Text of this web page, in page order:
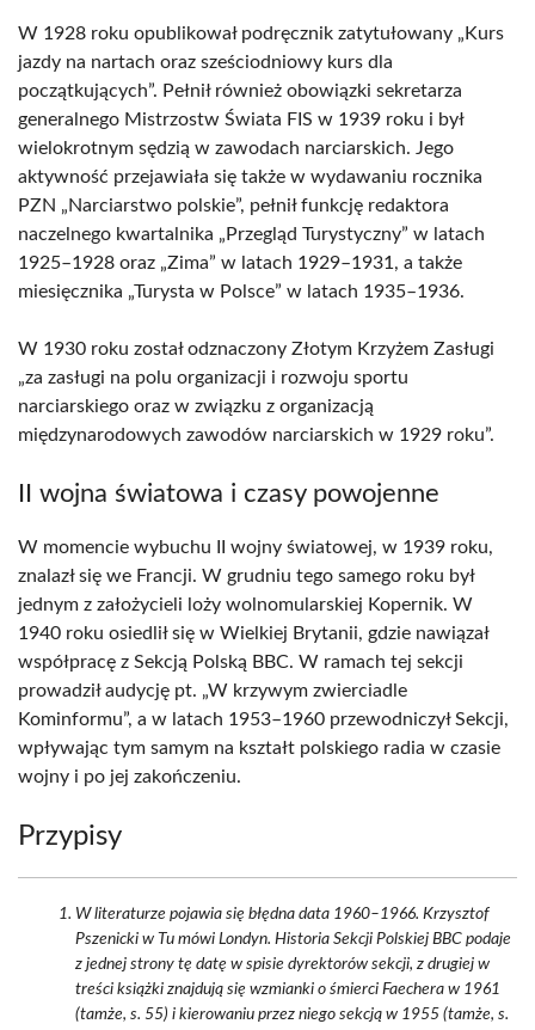
W 1928 roku opublikował podręcznik zatytułowany „Kurs
jazdy na nartach oraz sześciodniowy kurs dla
początkujących”. Pełnił również obowiązki sekretarza
generalnego Mistrzostw Świata FIS w 1939 roku i był
wielokrotnym sędzią w zawodach narciarskich. Jego
aktywność przejawiała się także w wydawaniu rocznika
PZN „Narciarstwo polskie”, pełnił funkcję redaktora
naczelnego kwartalnika „Przegląd Turystyczny” w latach
1925–1928 oraz „Zima” w latach 1929–1931, a także
miesięcznika „Turysta w Polsce” w latach 1935–1936.
W 1930 roku został odznaczony Złotym Krzyżem Zasługi
„za zasługi na polu organizacji i rozwoju sportu
narciarskiego oraz w związku z organizacją
międzynarodowych zawodów narciarskich w 1929 roku”.
II wojna światowa i czasy powojenne
W momencie wybuchu II wojny światowej, w 1939 roku,
znalazł się we Francji. W grudniu tego samego roku był
jednym z założycieli loży wolnomularskiej Kopernik. W
1940 roku osiedlił się w Wielkiej Brytanii, gdzie nawiązał
współpracę z Sekcją Polską BBC. W ramach tej sekcji
prowadził audycję pt. „W krzywym zwierciadle
Kominformu”, a w latach 1953–1960 przewodniczył Sekcji,
wpływając tym samym na kształt polskiego radia w czasie
wojny i po jej zakończeniu.
Przypisy
W literaturze pojawia się błędna data 1960–1966. Krzysztof
Pszenicki w Tu mówi Londyn. Historia Sekcji Polskiej BBC podaje
z jednej strony tę datę w spisie dyrektorów sekcji, z drugiej w
treści książki znajdują się wzmianki o śmierci Faechera w 1961
(tamże, s. 55) i kierowaniu przez niego sekcją w 1955 (tamże, s.